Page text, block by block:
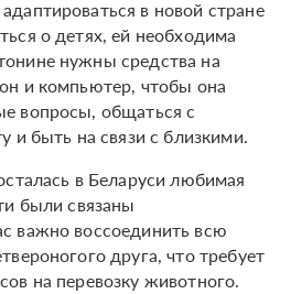
в новой стране
о детях, ей необходима
нужны средства на
и компьютер, чтобы она
вопросы, общаться с
и быть на связи с близкими.
в Беларуси любимая
были связаны
важно воссоединить всю
друга, что требует
на перевозку животного.